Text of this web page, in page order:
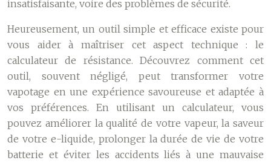
insatisfaisante, voire des problèmes de sécurité.
Heureusement, un outil simple et efficace existe pour
vous aider à maîtriser cet aspect technique : le
calculateur de résistance. Découvrez comment cet
outil, souvent négligé, peut transformer votre
vapotage en une expérience savoureuse et adaptée à
vos préférences. En utilisant un calculateur, vous
pouvez améliorer la qualité de votre vapeur, la saveur
de votre e-liquide, prolonger la durée de vie de votre
batterie et éviter les accidents liés à une mauvaise